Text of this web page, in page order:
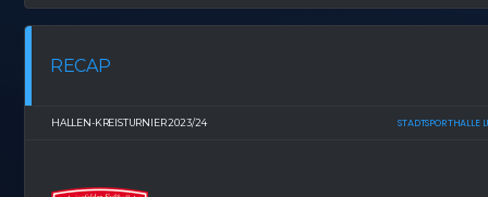
RECAP
HALLEN-KREISTURNIER 2023/24 STADTSPORTHALLE